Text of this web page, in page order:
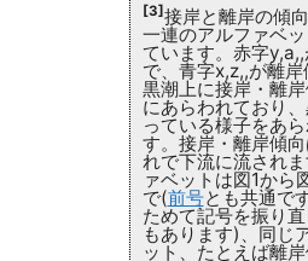
[3] 接岸と離岸の傾
一連のアルファベ
ています。赤字
で、青字x,z,,が離岸
黒潮上に接岸・離
にあらわれており
っている様子をあ
す。接岸・離岸傾
れで下流に流され
ァベットは図1から
で(前号とも共通で
ためて記号を振り
もあります)、同じ
ット、たとえば離岸